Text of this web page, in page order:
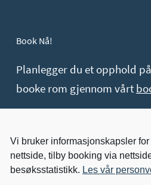
Vi bruker informasjonskapsler
nettside, tilby booking via
besøksstatistikk. Les vår
Book Nå!
Planlegger du et opphold
booke rom gjennom vårt
Mandag – Fredag: 08:00-
Øvrige henvendelser